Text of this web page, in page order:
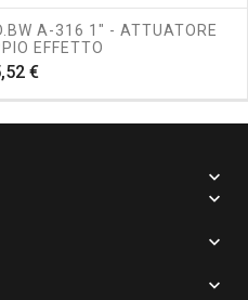
A-316 1" - ATTUATORE
EFFETTO
€Prezzo



